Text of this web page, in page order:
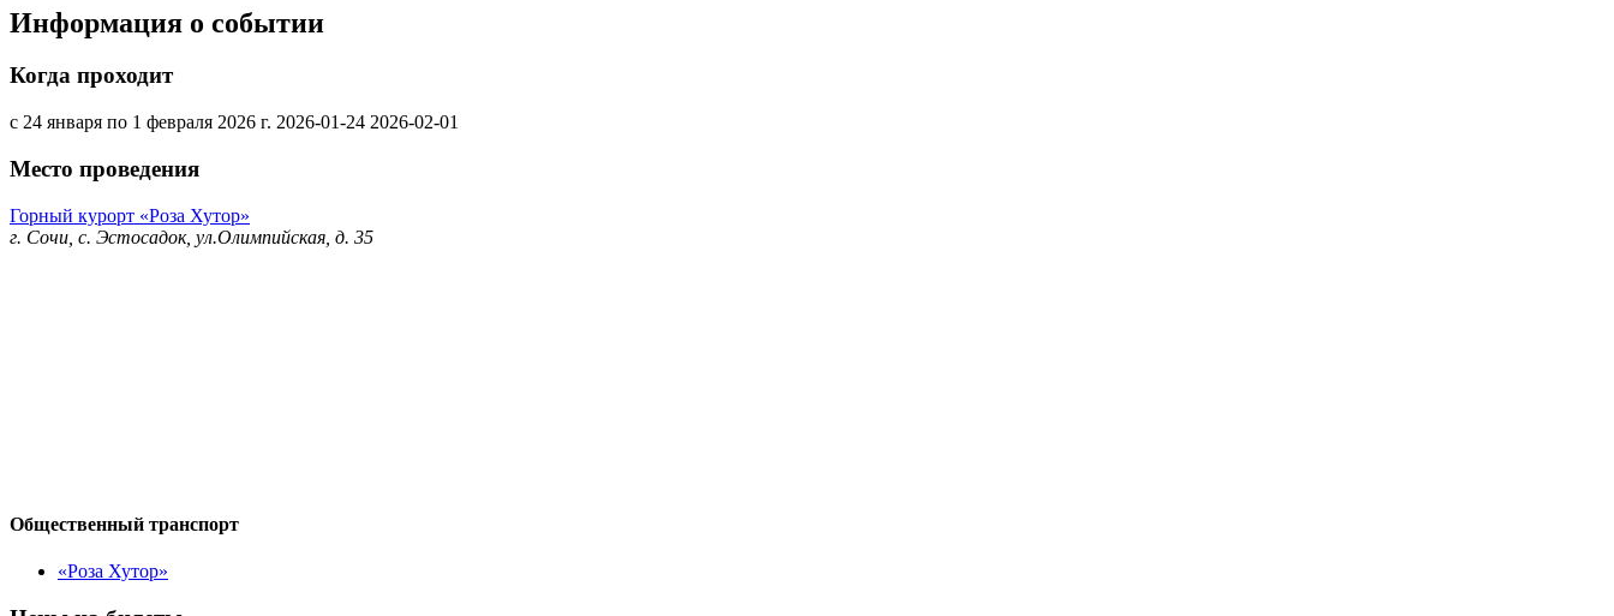
Информация о событии
Когда проходит
с 24 января по 1 февраля 2026 г. 2026-01-24 2026-02-01
Место проведения
Горный курорт «Роза Хутор»
г. Сочи, с. Эстосадок, ул.Олимпийская, д. 35
Общественный транспорт
«Роза Хутор»